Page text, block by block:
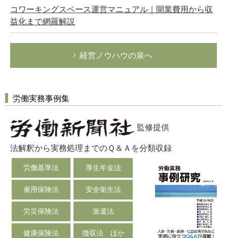
コワーキングスペース運営マニュアル｜開業費用から収
益化まで網羅解説
経営ノウハウの泉へ
労働実務事例集
監修提供
法解釈から実務処理までのＱ＆Ａを分類収録
労働基準法 厚生年金法
雇用保険法 安全衛生法
労災保険法 派遣法
健康保険法 徴収法 ほか